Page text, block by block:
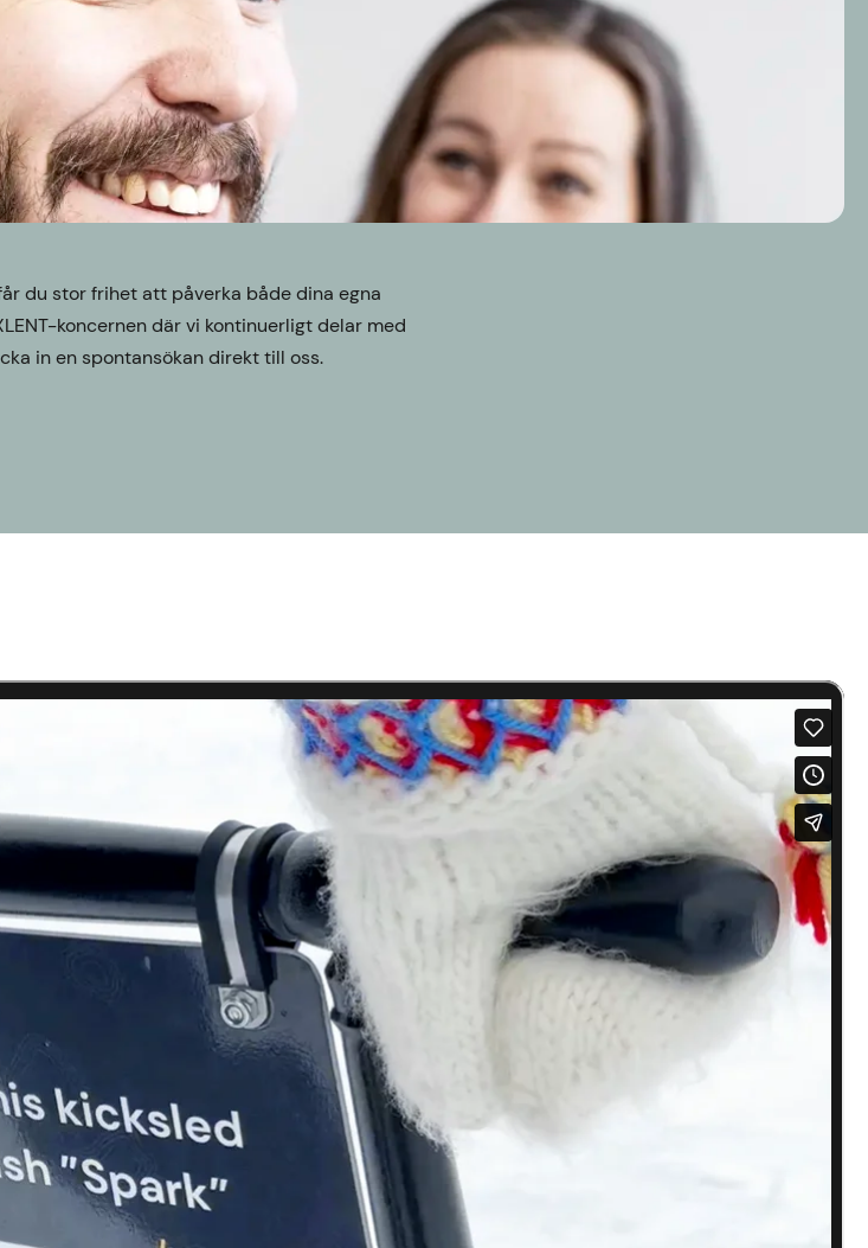
du stor frihet att påverka både dina egna
koncernen där vi kontinuerligt delar med
in en spontansökan direkt till oss.